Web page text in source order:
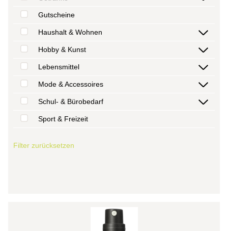
Gutscheine
Haushalt & Wohnen
Hobby & Kunst
Lebensmittel
Mode & Accessoires
Schul- & Bürobedarf
Sport & Freizeit
Filter zurücksetzen